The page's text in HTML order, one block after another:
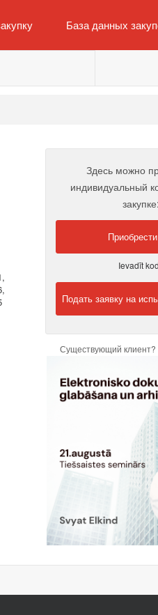
База данных
Здесь можно
индивидуальный
закупке:
Ievadīt
Подать заявку на
Существующий клиент?